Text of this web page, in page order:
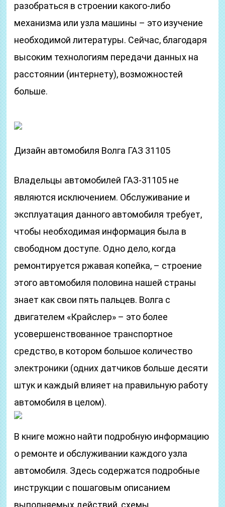
разобраться в строении какого-либо
механизма или узла машины – это изучение
необходимой литературы. Сейчас, благодаря
высоким технологиям передачи данных на
расстоянии (интернету), возможностей
больше.
Дизайн автомобиля Волга ГАЗ 31105
Владельцы автомобилей ГАЗ-31105 не
являются исключением. Обслуживание и
эксплуатация данного автомобиля требует,
чтобы необходимая информация была в
свободном доступе. Одно дело, когда
ремонтируется ржавая копейка, – строение
этого автомобиля половина нашей страны
знает как свои пять пальцев. Волга с
двигателем «Крайслер» – это более
усовершенствованное транспортное
средство, в котором большое количество
электроники (одних датчиков больше десяти
штук и каждый влияет на правильную работу
автомобиля в целом).
В книге можно найти подробную информацию
о ремонте и обслуживании каждого узла
автомобиля. Здесь содержатся подробные
инструкции с пошаговым описанием
выполняемых действий, схемы